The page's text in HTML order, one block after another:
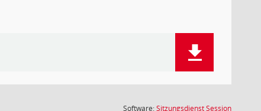
Software:SitzungsdienstSession(Wird in